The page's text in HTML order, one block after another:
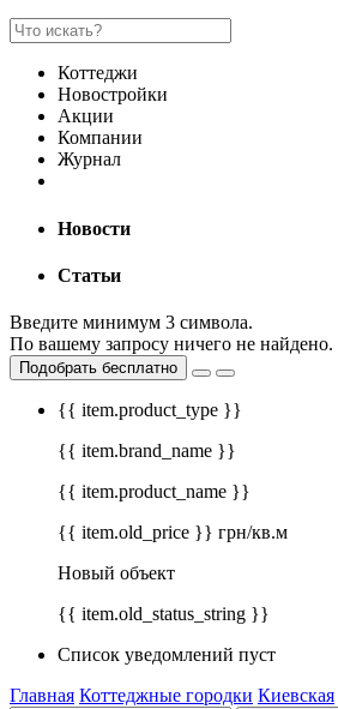
Коттеджи
Новостройки
Акции
Компании
Журнал
Новости
Статьи
Введите минимум 3 символа.
По вашему запросу ничего не найдено.
Подобрать бесплатно
{{ item.product_type }}
{{ item.brand_name }}
{{ item.product_name }}
{{ item.old_price }} грн/кв.м
Новый объект
{{ item.old_status_string }}
Список уведомлений пуст
Главная Коттеджные городки Киевская